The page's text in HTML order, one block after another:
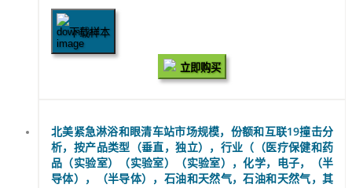
下载样本
立即购买
北美紧急淋浴和眼清车站市场规模，份额和互联19撞击分
析，按产品类型（垂直，独立），行业（（医疗保健和药
品（实验室）（实验室）（实验室），化学，电子，（半
导体），（半导体），石油和天然气，石油和天然气，其